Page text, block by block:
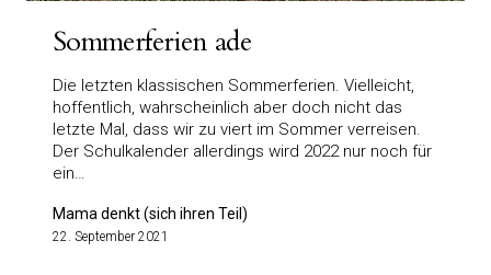
Sommerferien ade
Die letzten klassischen Sommerferien. Vielleicht,
hoffentlich, wahrscheinlich aber doch nicht das
letzte Mal, dass wir zu viert im Sommer verreisen.
Der Schulkalender allerdings wird 2022 nur noch für
ein…
Mama denkt (sich ihren Teil)
22. September 2021